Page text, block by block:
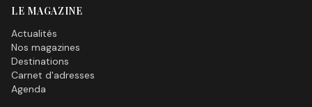
LE MAGAZINE
Actualités
Nos magazines
Destinations
Carnet d'adresses
Agenda